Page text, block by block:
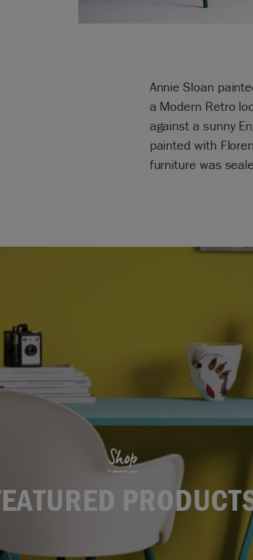
Annie Sloan
a Modern Retro
against a sunny
painted with
furniture was
Shop